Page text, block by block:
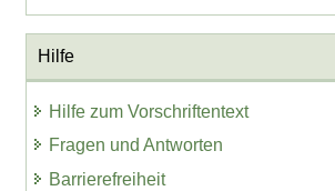
Hilfe
Hilfe zum Vorschriftentext
Fragen und Antworten
Barrierefreiheit